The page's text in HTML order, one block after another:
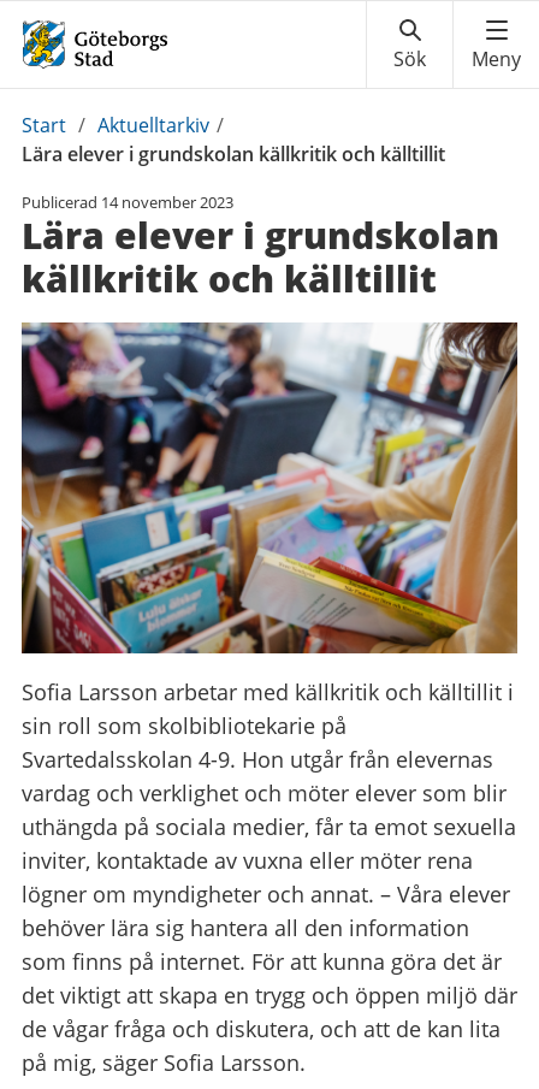
Du
är
Start / Aktuelltarkiv /
Lära elever i grundskolan källkritik och källtillit
Publicerad 14 november 2023
Lära elever i grundskolan
källkritik och källtillit
Sofia Larsson arbetar med källkritik och källtillit i
sin roll som skolbibliotekarie på
Svartedalsskolan 4-9. Hon utgår från elevernas
vardag och verklighet och möter elever som blir
uthängda på sociala medier, får ta emot sexuella
inviter, kontaktade av vuxna eller möter rena
lögner om myndigheter och annat. – Våra elever
behöver lära sig hantera all den information
som finns på internet. För att kunna göra det är
det viktigt att skapa en trygg och öppen miljö där
de vågar fråga och diskutera, och att de kan lita
på mig, säger Sofia Larsson.